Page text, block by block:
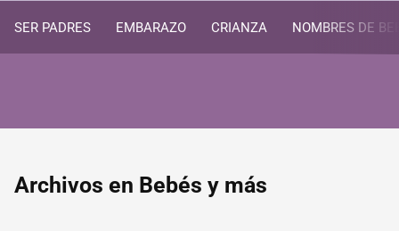
SER PADRES EMBARAZO CRIANZA NOMBRES DE
Archivos en Bebés y más